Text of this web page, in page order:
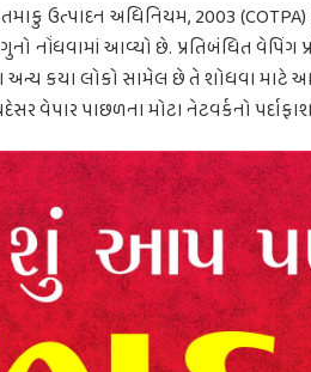
ઉત્પાદન અધિનિયમ, 2003
નોંધવામાં આવ્યો છે. પ્રતિબંધિત
કયા લોકો સામેલ છે તે શોધવા માટે
પાછળના મોટા નેટવર્કનો પર્દાફાશ